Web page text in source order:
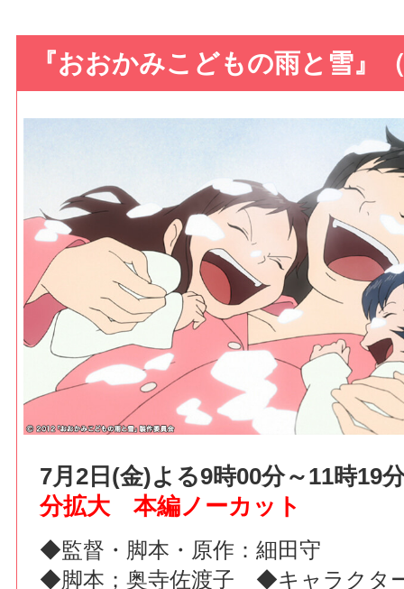
『おおかみこどもの雨と雪』
7月2日(金)よる9時00分～11時
分拡大 本編ノーカット
◆監督・脚本・原作：細田守
◆脚本；奥寺佐渡子 ◆キャラクタ